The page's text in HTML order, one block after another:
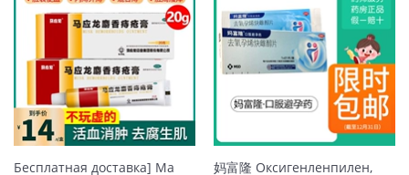
Бесплатная доставка] Ма
妈富隆 Оксигенленпилен,